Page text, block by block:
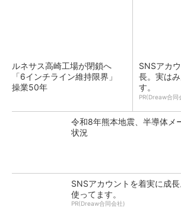
ルネサス高崎工場が閉鎖へ
「6インチライン維持限界」
操業50年
SNSアカ
長。実は
す。
PR(Dreaw合同
令和8年熊本地震、半導体メ
状況
SNSアカウントを着実に成
使ってます。
PR(Dreaw合同会社)